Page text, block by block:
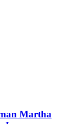
Martha